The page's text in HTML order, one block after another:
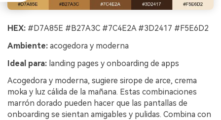
HEX: #D7A85E #B27A3C #7C4E2A #3D2417 #F5E6D2
Ambiente: acogedora y moderna
Ideal para: landing pages y onboarding de apps
Acogedora y moderna, sugiere sirope de arce, crema
moka y luz cálida de la mañana. Estas combinaciones
marrón dorado pueden hacer que las pantallas de
onboarding se sientan amigables y pulidas. Combina con